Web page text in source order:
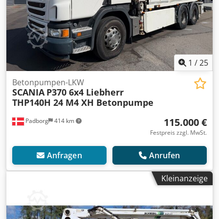
1 /25
Padborg 414 km
Betonpumpen-LKW
SCANIA P370 6x4 Liebherr
THP140H 24 M4 XH Betonpumpe
115.000 €
Festpreis zzgl. MwSt.
Anfragen Anrufen
Kleinanzeige